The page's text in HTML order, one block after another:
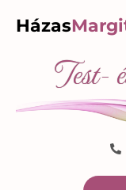
Házas
Test-